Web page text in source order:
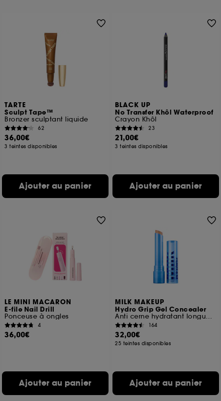
TARTE
Sculpt Tape™
Bronzer sculptant liquide
62
36,00€
3 teintes disponibles
Ajouter au panier
BLACK UP
No Transfer Khôl Waterproof
Crayon Khôl
23
21,00€
3 teintes disponibles
Ajouter au panier
LE MINI MACARON
E-file Nail Drill
Ponceuse à ongles
4
36,00€
Ajouter au panier
MILK MAKEUP
Hydro Grip Gel Concealer
Anti cerne hydratant longue tenue
164
32,00€
25 teintes disponibles
Ajouter au panier